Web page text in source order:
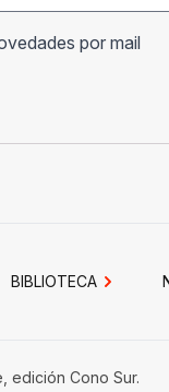
por mail
BIBLIOTECA
edición Cono Sur.